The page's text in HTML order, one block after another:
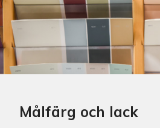
Målfärg och lack